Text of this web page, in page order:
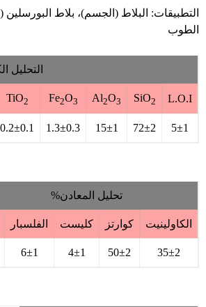
التطبيقات: البلاط (الجسم)، بلاط
الطوب
التحليل
L.O.I
SiO2
Al2O3
Fe2O3
TiO2
5±1
72±2
15±1
1.3±0.3
0.2±0.1
تحليل المعادن%
الكاولينيت كوارتز كليست الفلسبار
35±2
50±2
4±1
6±1